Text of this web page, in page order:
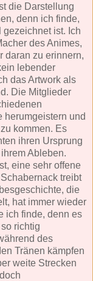
die Darstellung
denn ich finde,
ist. Ich
des Animes,
daran zu erinnern,
lebender
das Artwork als
Die Mitglieder
herumgeistern und
kommen. Es
ihren Ursprung
Ableben.
eine sehr offene
treibt
die
hat immer wieder
ich finde, denn es
richtig
des
Tränen kämpfen
weite Strecken